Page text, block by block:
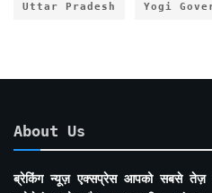
Uttar Pradesh Yogi
About Us
ब्रेकिंग न्यूज़ एक्सप्रेस आपको सबसे तेज़